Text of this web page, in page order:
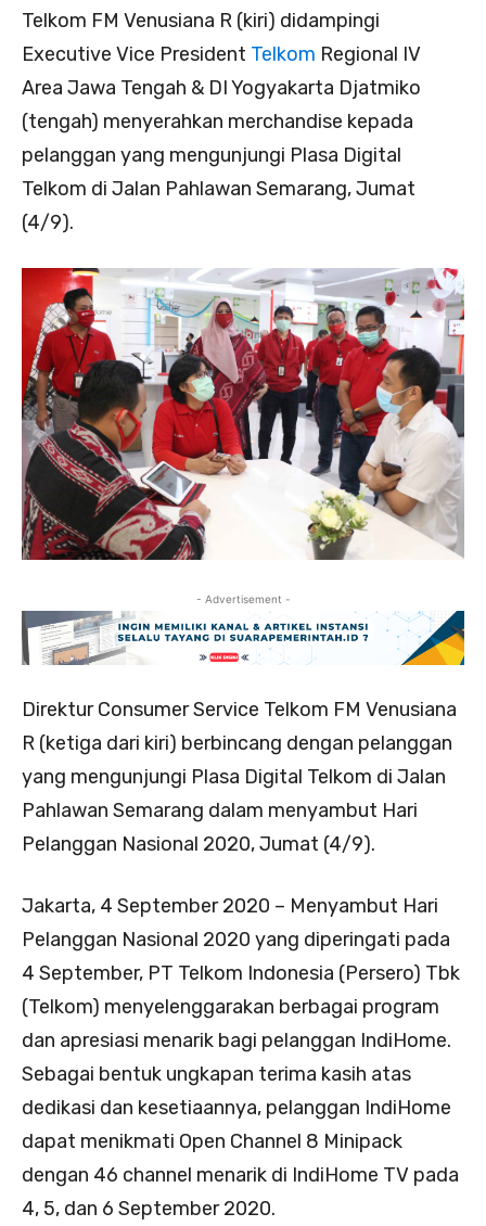
Telkom FM Venusiana R (kiri) didampingi
Executive Vice President Telkom Regional IV
Area Jawa Tengah & DI Yogyakarta Djatmiko
(tengah) menyerahkan merchandise kepada
pelanggan yang mengunjungi Plasa Digital
Telkom di Jalan Pahlawan Semarang, Jumat
(4/9).
- Advertisement -
Direktur Consumer Service Telkom FM Venusiana
R (ketiga dari kiri) berbincang dengan pelanggan
yang mengunjungi Plasa Digital Telkom di Jalan
Pahlawan Semarang dalam menyambut Hari
Pelanggan Nasional 2020, Jumat (4/9).
Jakarta, 4 September 2020 – Menyambut Hari
Pelanggan Nasional 2020 yang diperingati pada
4 September, PT Telkom Indonesia (Persero) Tbk
(Telkom) menyelenggarakan berbagai program
dan apresiasi menarik bagi pelanggan IndiHome.
Sebagai bentuk ungkapan terima kasih atas
dedikasi dan kesetiaannya, pelanggan IndiHome
dapat menikmati Open Channel 8 Minipack
dengan 46 channel menarik di IndiHome TV pada
4, 5, dan 6 September 2020.